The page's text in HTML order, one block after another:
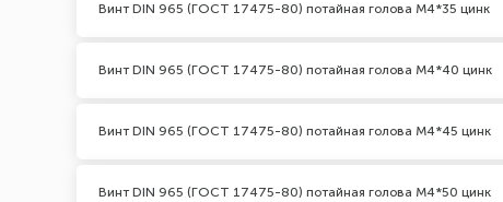
Винт DIN 965 (ГОСТ 17475-80) потайная голова М4*35 цинк
Винт DIN 965 (ГОСТ 17475-80) потайная голова М4*40 цинк
Винт DIN 965 (ГОСТ 17475-80) потайная голова М4*45 цинк
Винт DIN 965 (ГОСТ 17475-80) потайная голова М4*50 цинк